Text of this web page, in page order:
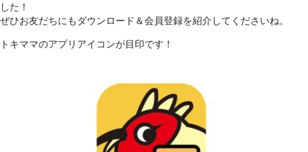
した！
ぜひお友だちにもダウンロード＆会員登録を紹介してくださいね。
トキママのアプリアイコンが目印です！